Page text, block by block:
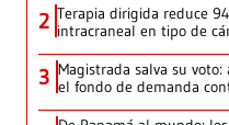
2 Terapia dirigida reduce
intracraneal en tipo de
3 Magistrada salva su
el fondo de demanda